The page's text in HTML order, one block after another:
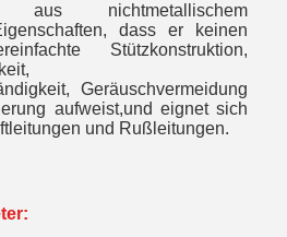
aus nichtmetallischem
dass er keinen
Stützkonstruktion,
Geräuschvermeidung
aufweist,und eignet sich
und Rußleitungen.